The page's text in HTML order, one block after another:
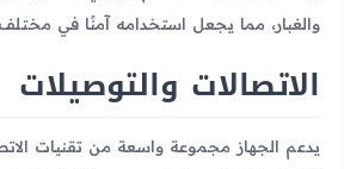
والغبار، مما يجعل استخدامه آمنًا في
الاتصالات والتوصيلات
يدعم الجهاز مجموعة واسعة من تقنيات